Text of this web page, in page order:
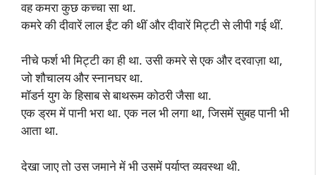
वह कमरा कुछ कच्चा सा था.
कमरे की दीवारें लाल ईंट की थीं और दीवारें मिट्टी से लीपी गई थीं.
नीचे फर्श भी मिट्टी का ही था. उसी कमरे से एक और दरवाज़ा था,
जो शौचालय और स्नानघर था.
मॉडर्न युग के हिसाब से बाथरूम कोठरी जैसा था.
एक ड्रम में पानी भरा था. एक नल भी लगा था, जिसमें सुबह पानी भी
आता था.
देखा जाए तो उस जमाने में भी उसमें पर्याप्त व्यवस्था थी.